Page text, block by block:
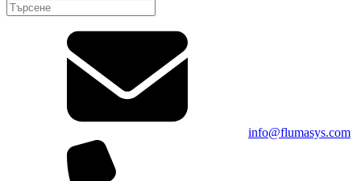
info@flumasys.com